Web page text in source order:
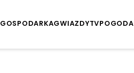
GOSPODARKAGWIAZDYTVPOGODA